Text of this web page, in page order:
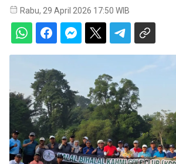
Rabu, 29 April 2026 17:50 WIB